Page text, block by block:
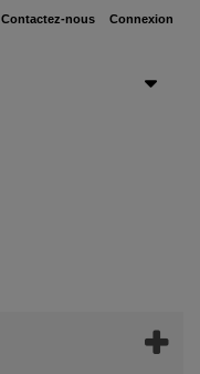
Connexion
Contactez-nous